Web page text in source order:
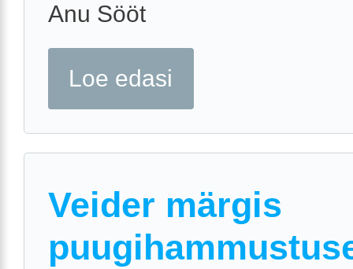
Anu Sööt
Loe edasi
Veider märgis